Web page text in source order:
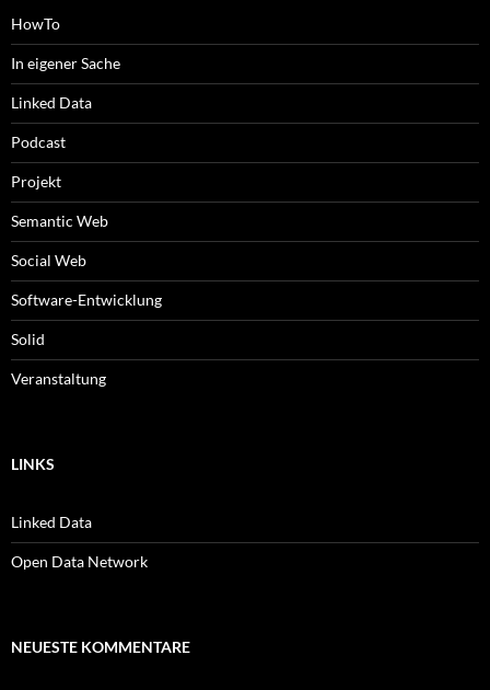
HowTo
In eigener Sache
Linked Data
Podcast
Projekt
Semantic Web
Social Web
Software-Entwicklung
Solid
Veranstaltung
LINKS
Linked Data
Open Data Network
NEUESTE KOMMENTARE